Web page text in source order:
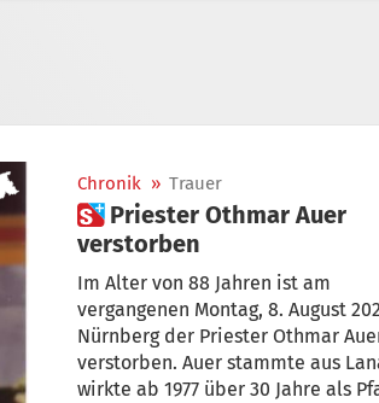
Chronik » Trauer
 Priester Othmar Auer
verstorben
Im Alter von 88 Jahren ist am
vergangenen Montag, 8. August
Nürnberg der Priester Othmar
verstorben. Auer stammte aus
wirkte ab 1977 über 30 Jahre als